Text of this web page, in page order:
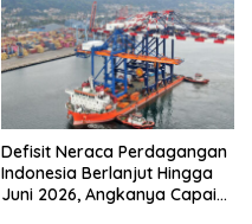
Defisit Neraca Perdagangan
Indonesia Berlanjut Hingga
Juni 2026, Angkanya Capai